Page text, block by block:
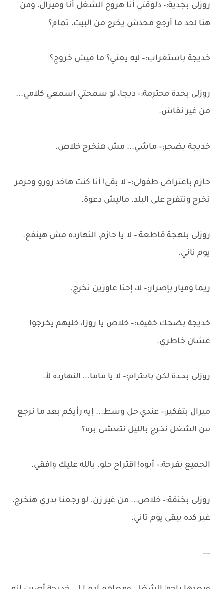
روزلى بجدية:– دلوقتي أنا هروح الشغل أنا وميرال، ومن
هنا لحد ما أرجع محدش يخرج من البيت، تمام؟
خديجة باستغراب:– ليه يعني؟ ما فيش خروج؟
روزلى بحدة محترمة:– ديجا، لو سمحتي اسمعي كلامي...
من غير نقاش.
خديجة بضجر:– ماشي... مش هنخرج خلاص.
حازم باعتراض طفولي:– لا بقى! أنا كنت هاخد رورو ومرمر
نخرج ونتفرج على البلد. ماليش دعوة.
روزلى بلهجة قاطعة:– لا يا حازم، النهارده مش هينفع.
يوم تاني.
ريما وميار بإصرار:– لا، إحنا عاوزين نخرج.
خديجة بضحك خفيف:– خلاص يا روزا، خليهم يخرجوا
عشان خاطري.
روزلى بحدة لكن باحترام:– لا يا ماما... النهارده لأ.
ميرال بتفكير:– عندي حل وسط... إيه رأيكم بعد ما نرجع
من الشغل نخرج بالليل نتعشى بره؟
الجميع بفرحة:– أيوه! اقتراح حلو. بالله عليك وافقي.
روزلى بخنقة:– خلاص... من غير زن. لو رجعنا بدري هنخرج،
غير كده يبقى يوم تاني.
---